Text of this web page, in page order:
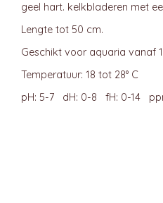
geel hart. kelkbladeren met
Lengte tot 50 cm.
Geschikt voor aquaria vanaf
Temperatuur: 18 tot 28° C
pH: 5-7 dH: 0-8 fH: 0-14